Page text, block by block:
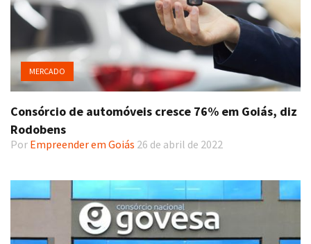
MERCADO
Consórcio de automóveis cresce 76% em Goiás, diz
Rodobens
Por Empreender em Goiás 26 de abril de 2022